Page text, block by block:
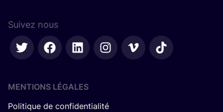
Suivez nous
MENTIONS LÉGALES
Politique de confidentialité